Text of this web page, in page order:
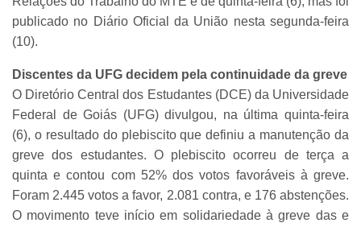
publicado no Diário Oficial da União nesta segunda-feira
(10).
Discentes da UFG decidem pela continuidade da greve
O Diretório Central dos Estudantes (DCE) da Universidade
Federal de Goiás (UFG) divulgou, na última quinta-feira
(6), o resultado do plebiscito que definiu a manutenção da
greve dos estudantes. O plebiscito ocorreu de terça a
quinta e contou com 52% dos votos favoráveis à greve.
Foram 2.445 votos a favor, 2.081 contra, e 176 abstenções.
O movimento teve início em solidariedade à greve das e